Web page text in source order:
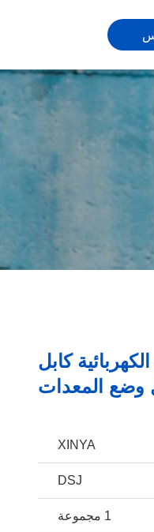
كابل
وضع المعدات
XINYA
DSJ
1 مجموعة